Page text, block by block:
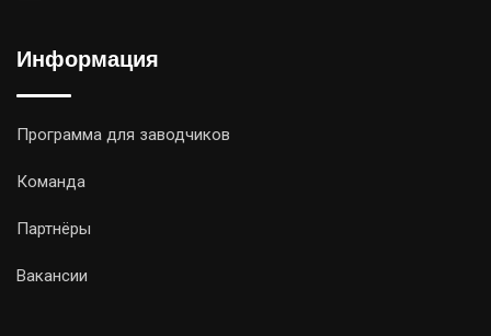
Информация
Программа для заводчиков
Команда
Партнёры
Вакансии